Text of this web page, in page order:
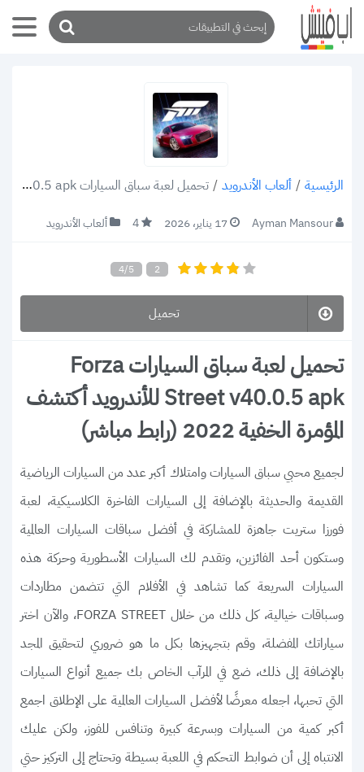
الرئيسية / ألعاب الأندرويد / تحميل لعبة سباق السيارات Forza Street v40.0.5 apk للأندرويد أكتشف المؤمرة الخفية 2022 (رابط مباشر)
Ayman Mansour 17 يناير، 2026 4 ألعاب الأندرويد
4/5 2
تحميل
تحميل لعبة سباق السيارات Forza
Street v40.0.5 apk للأندرويد أكتشف
المؤمرة الخفية 2022 (رابط مباشر)
لجميع محبي سباق السيارات وامتلاك أكبر عدد من السيارات الرياضية
القديمة والحديثة بالإضافة إلى السيارات الفاخرة الكلاسيكية، لعبة
فورزا ستريت جاهزة للمشاركة في أفضل سباقات السيارات العالمية
وستكون أحد الفائزين، وتقدم لك السيارات الأسطورية وحركة هذه
السيارات السريعة كما تشاهد في الأفلام التي تتضمن مطاردات
وسباقات خيالية، كل ذلك من خلال FORZA STREET، والآن اختر
سياراتك المفضلة، وقم بتجهيزها بكل ما هو ضروري لتحقيق المجد
بالإضافة إلى ذلك، ضع في المرآب الخاص بك جميع أنواع السيارات
التي تحبها، اجعله معرضًا لأفضل السيارات العالمية على الإطلاق اجمع
أكبر كمية من السيارات وبسرعة كبيرة وتنافس للفوز، ولكن عليك
الانتباه إلى أن ضوابط التحكم في اللعبة بسيطة وتحتاج إلى التركيز حتي